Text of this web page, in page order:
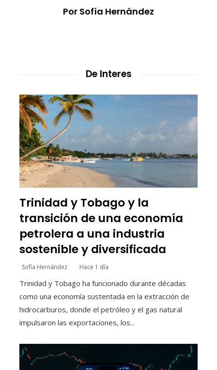
Por Sofía Hernández
De Interes
Trinidad y Tobago y la
transición de una economía
petrolera a una industria
sostenible y diversificada
Sofía Hernández Hace 1 día
Trinidad y Tobago ha funcionado durante décadas
como una economía sustentada en la extracción de
hidrocarburos, donde el petróleo y el gas natural
impulsaron las exportaciones, los...